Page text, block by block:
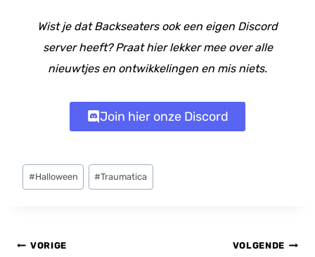
Wist je dat Backseaters ook een eigen Discord
server heeft? Praat hier lekker mee over alle
nieuwtjes en ontwikkelingen en mis niets.
Join hier onze Discord
Bericht
tags:
#Halloween #Traumatica
Bericht
VORIGE VOLGENDE